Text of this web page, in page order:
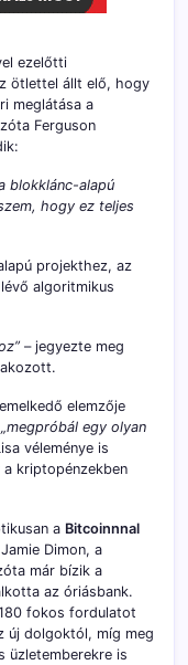
ezelőtti
ötlettel állt elő, hogy
meglátása a
Ferguson
blokklánc-alapú
hogy ez teljes
projekthez, az
algoritmikus
– jegyezte meg
elemzője
„megpróbál egy olyan
véleménye is
kriptopénzekben
a Bitcoinnnal
Dimon, a
már bízik a
az óriásbank.
fokos fordulatot
új dolgoktól, míg meg
üzletemberekre is